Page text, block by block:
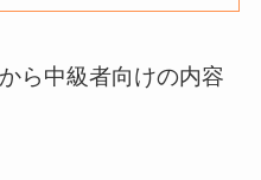
ら中級者向けの内容